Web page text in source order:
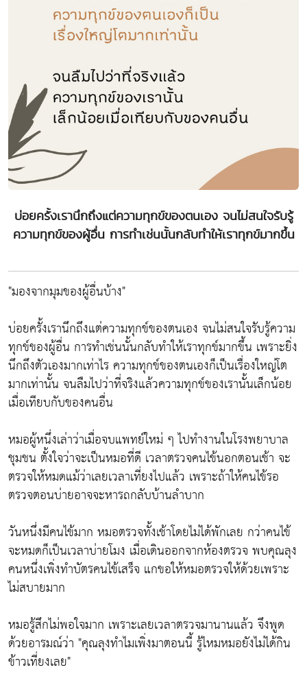
บ่อยครั้งเรานึกถึงแต่ความทุกข์ของตนเอง จนไม่สนใจรับรู้
ความทุกข์ของผู้อื่น การทำเช่นนั้นกลับทำให้เราทุกข์มากขึ้น
"มองจากมุมของผู้อื่นบ้าง"
บ่อยครั้งเรานึกถึงแต่ความทุกข์ของตนเอง จนไม่สนใจรับรู้ความ
ทุกข์ของผู้อื่น การทำเช่นนั้นกลับทำให้เราทุกข์มากขึ้น เพราะยิ่ง
นึกถึงตัวเองมากเท่าไร ความทุกข์ของตนเองก็เป็นเรื่องใหญ่โต
มากเท่านั้น จนลืมไปว่าที่จริงแล้วความทุกข์ของเรานั้นเล็กน้อย
เมื่อเทียบกับของคนอื่น
หมอผู้หนึ่งเล่าว่าเมื่อจบแพทย์ใหม่ ๆ ไปทำงานในโรงพยาบาล
ชุมชน ตั้งใจว่าจะเป็นหมอที่ดี เวลาตรวจคนไข้นอกตอนเช้า จะ
ตรวจให้หมดแม้ว่าเลยเวลาเที่ยงไปแล้ว เพราะถ้าให้คนไข้รอ
ตรวจตอนบ่ายอาจจะหารถกลับบ้านลำบาก
วันหนึ่งมีคนไข้มาก หมอตรวจทั้งเช้าโดยไม่ได้พักเลย กว่าคนไข้
จะหมดก็เป็นเวลาบ่ายโมง เมื่อเดินออกจากห้องตรวจ พบคุณลุง
คนหนึ่งเพิ่งทำบัตรคนไข้เสร็จ แกขอให้หมอตรวจให้ด้วยเพราะ
ไม่สบายมาก
หมอรู้สึกไม่พอใจมาก เพราะเลยเวลาตรวจมานานแล้ว จึงพูด
ด้วยอารมณ์ว่า "คุณลุงทำไมเพิ่งมาตอนนี้ รู้ไหมหมอยังไม่ได้กิน
ข้าวเที่ยงเลย"